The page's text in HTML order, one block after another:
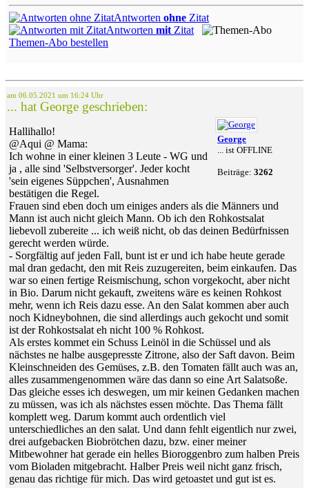
Antworten ohne Zitat
Antworten mit Zitat
Themen-Abo bestellen
am 06.05.2021 um 16:24 Uhr
... hat George geschrieben:
George
... ist OFFLINE
Beiträge: 3262
Hallihallo!
@Aqui @ Mama:
Ich wohne in einer kleinen 3 Leute - WG und
ja , alle sind 'Selbstversorger'. Jeder kocht
'sein eigenes Süppchen', Ausnahmen
bestätigen die Regel.
Frauen sind eben doch um einiges anders als die Männers und
Mann ist auch nicht gleich Mann. Ob ich den Rohkostsalat
liebevoll zubereite ... ich weiß nicht, ob das deinen Bedürfnissen
gerecht werden würde.
- Sorgfältig auf jeden Fall, bunt ist er und ich habe heute gerade
mal dran gedacht, den mit Reis zuzugereiten, beim einkaufen. Das
war so einen fertige Reismischung, schon vorgekocht, aber nicht
in Bio. Darum nicht gekauft, zweitens wäre es keinen Rohkost
mehr, wenn ich Reis dazu esse. An den Salat kommen aber auch
noch Kidneybohnen, die sind allerdings auch gekocht und somit
ist der Rohkostsalat eh nicht 100 % Rohkost.
Als erstes kommet ein Schuss Leinöl in die Schüssel und als
nächstes ne halbe ausgepresste Zitrone, also der Saft davon. Beim
Kleinschneiden des Gemüses, z.B. den Tomaten fällt auch was an,
alles zusammengenommen wäre das dann so eine Art Salatsoße.
Das gleiche esses ich deswegen, um mir keinen Gedanken machen
zu müssen, was ich als nächstes essen möchte. Das Thema fällt
komplett weg. Darum kommt auch ordentlich viel
unterschiedliches an den salat. Und dann fehlt eigentlich nur zwei,
drei aufgebacken Biobrötchen dazu, bzw. einer meiner
Mitbewohner hat gerade ein helles Bioroggenbro zum halben Preis
vom Bioladen mitgebracht. Halber Preis weil nicht ganz frisch,
genau das richtige für mich. Das wird getoastet und gut ist es.